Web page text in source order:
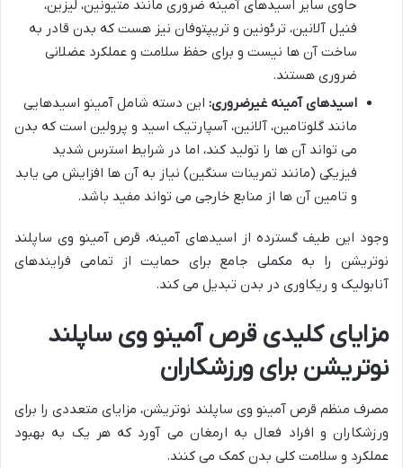
حاوی سایر اسیدهای آمینه ضروری مانند متیونین، لیزین،
فنیل آلانین، ترئونین و تریپتوفان نیز هست که بدن قادر به
ساخت آن ها نیست و برای حفظ سلامت و عملکرد عضلانی
ضروری هستند.
اسیدهای آمینه غیرضروری: این دسته شامل آمینو اسیدهایی
مانند گلوتامین، آلانین، آسپارتیک اسید و پرولین است که بدن
می تواند آن ها را تولید کند، اما در شرایط استرس شدید
فیزیکی (مانند تمرینات سنگین) نیاز به آن ها افزایش می یابد
و تامین آن ها از منابع خارجی می تواند مفید باشد.
وجود این طیف گسترده از اسیدهای آمینه، قرص آمینو وی ساپلند
نوتریشن را به مکملی جامع برای حمایت از تمامی فرایندهای
آنابولیک و ریکاوری در بدن تبدیل می کند.
مزایای کلیدی قرص آمینو وی ساپلند
نوتریشن برای ورزشکاران
مصرف منظم قرص آمینو وی ساپلند نوتریشن، مزایای متعددی را برای
ورزشکاران و افراد فعال به ارمغان می آورد که هر یک به بهبود
عملکرد و سلامت کلی بدن کمک می کنند.